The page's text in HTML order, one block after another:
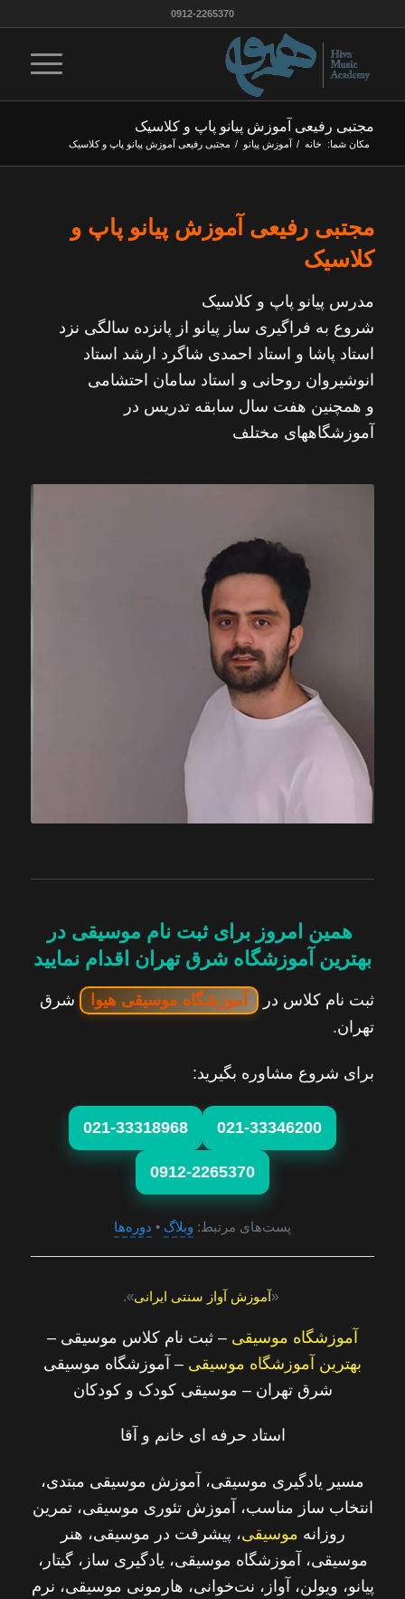
0912-2265370
مجتبی رفیعی آموزش پیانو پاپ و کلاسیک
مکان شما: خانه / آموزش پیانو / مجتبی رفیعی آموزش پیانو پاپ و کلاسیک
مجتبی رفیعی آموزش پیانو پاپ و
کلاسیک
مدرس پیانو پاپ و کلاسیک
شروع به فراگیری ساز پیانو از پانزده سالگی نزد
استاد پاشا و استاد احمدی شاگرد ارشد استاد
انوشیروان روحانی و استاد سامان احتشامی
و همچنین هفت سال سابقه تدریس در
آموزشگاههای مختلف
همین امروز برای ثبت نام موسیقی در
بهترین آموزشگاه شرق تهران اقدام نمایید
ثبت نام کلاس در آموزشگاه موسیقی هیوا
شرق
تهران.
برای شروع مشاوره بگیرید:
021-33346200
021-33318968
0912-2265370
پست‌های مرتبط: وبلاگ • دوره‌ها
« آموزش آواز سنتی ایرانی».
آموزشگاه موسیقی – ثبت نام کلاس موسیقی –
بهترین آموزشگاه موسیقی – آموزشگاه موسیقی
شرق تهران – موسیقی کودک و کودکان
استاد حرفه ای خانم و آقا
مسیر یادگیری موسیقی، آموزش موسیقی مبتدی،
انتخاب ساز مناسب، آموزش تئوری موسیقی، تمرین
روزانه موسیقی، پیشرفت در موسیقی، هنر
موسیقی، آموزشگاه موسیقی، یادگیری ساز، گیتار،
پیانو، ویولن، آواز، نت‌خوانی، هارمونی موسیقی، نرم‌